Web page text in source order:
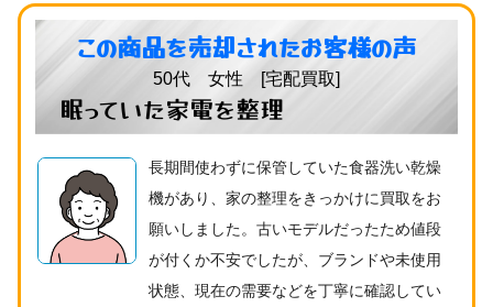
この商品を売却されたお客様の声
50代 女性 [宅配買取]
眠っていた家電を整理
長期間使わずに保管していた食器洗い乾燥
機があり、家の整理をきっかけに買取をお
願いしました。古いモデルだったため値段
が付くか不安でしたが、ブランドや未使用
状態、現在の需要などを丁寧に確認してい